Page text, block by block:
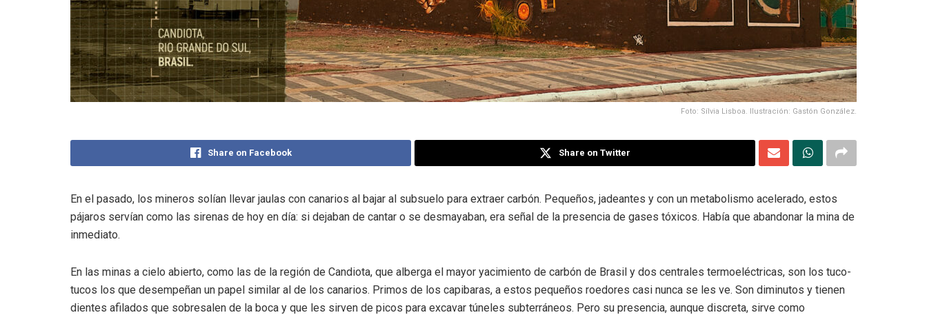
Foto: Sílvia Lisboa. Ilustración: Gastón González.
Share on Facebook Share on Twitter
En el pasado, los mineros solían llevar jaulas con canarios al bajar al subsuelo para extraer carbón. Pequeños, jadeantes y con un metabolismo acelerado, estos
pájaros servían como las sirenas de hoy en día: si dejaban de cantar o se desmayaban, era señal de la presencia de gases tóxicos. Había que abandonar la mina de
inmediato.
En las minas a cielo abierto, como las de la región de Candiota, que alberga el mayor yacimiento de carbón de Brasil y dos centrales termoeléctricas, son los tuco-
tucos los que desempeñan un papel similar al de los canarios. Primos de los capibaras, a estos pequeños roedores casi nunca se les ve. Son diminutos y tienen
dientes afilados que sobresalen de la boca y que les sirven de picos para excavar túneles subterráneos. Pero su presencia, aunque discreta, sirve como